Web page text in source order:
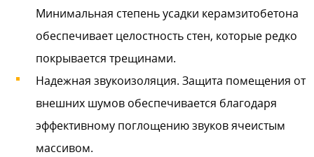
Минимальная степень усадки керамзитобетона
обеспечивает целостность стен, которые редко
покрывается трещинами.
Надежная звукоизоляция. Защита помещения от
внешних шумов обеспечивается благодаря
эффективному поглощению звуков ячеистым
массивом.